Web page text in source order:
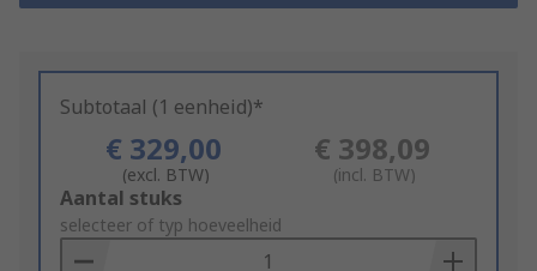
Subtotaal (1 eenheid)*
€ 329,00
(excl. BTW)
€ 398,09
(incl. BTW)
Add
to
Basket
Aantal stuks
selecteer of typ hoeveelheid